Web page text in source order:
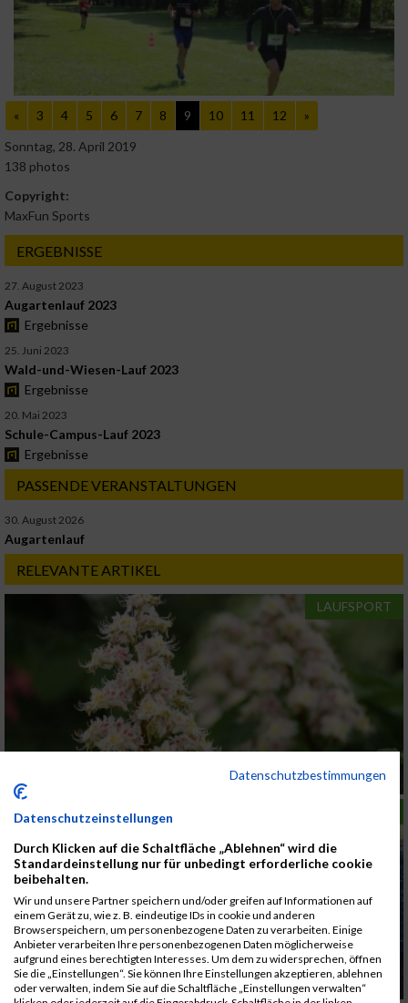
« 3 4 5 6 7 8 9 10 11 12
»
Sonntag, 28. April 2019
138 photos
Copyright:
MaxFun Sports
ERGEBNISSE
27. August 2023
Augartenlauf 2023
Ergebnisse
25. Juni 2023
Wald-und-Wiesen-Lauf 2023
Ergebnisse
20. Mai 2023
Schule-Campus-Lauf 2023
Ergebnisse
PASSENDE VERANSTALTUNGEN
30. August 2026
Augartenlauf
RELEVANTE ARTIKEL
LAUFSPORT
Laufen im zweiten Bezirk in Wien
Augartenlauf - der Regen konnte die gute
Stimmung nicht drüben
Datenschutzbestimmungen
Datenschutzeinstellungen
Durch Klicken auf die Schaltfläche „Ablehnen“ wird die
Standardeinstellung nur für unbedingt erforderliche cookie
beibehalten.
Wir und unsere Partner speichern und/oder greifen auf Informationen auf
einem Gerät zu, wie z. B. eindeutige IDs in cookie und anderen
Browserspeichern, um personenbezogene Daten zu verarbeiten. Einige
Anbieter verarbeiten Ihre personenbezogenen Daten möglicherweise
aufgrund eines berechtigten Interesses. Um dem zu widersprechen, öffnen
Sie die „Einstellungen“. Sie können Ihre Einstellungen akzeptieren, ablehnen
oder verwalten, indem Sie auf die Schaltfläche „Einstellungen verwalten“